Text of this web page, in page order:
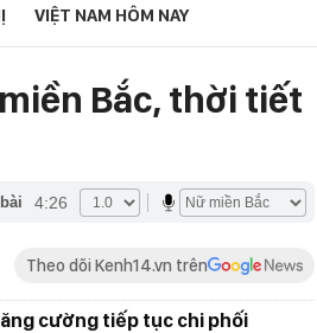
VIỆT NAM HÔM NAY
Bắc, thời tiết
4:26
Theo dõi Kenh14.vn trên
cường tiếp tục chi phối